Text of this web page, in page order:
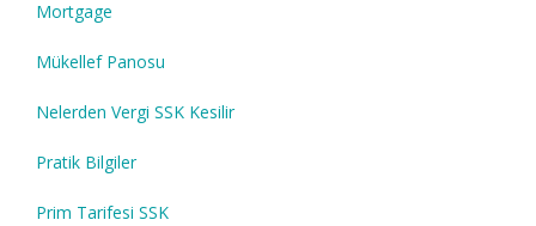
Mortgage
Mükellef Panosu
Nelerden Vergi SSK Kesilir
Pratik Bilgiler
Prim Tarifesi SSK